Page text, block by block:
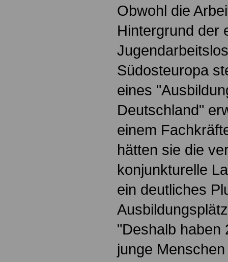
Obwohl die
Hintergrund der
Südosteuropa
eines
Deutschland"
einem
hätten sie die
konjunkturelle
ein deutliches
"Deshalb haben
junge